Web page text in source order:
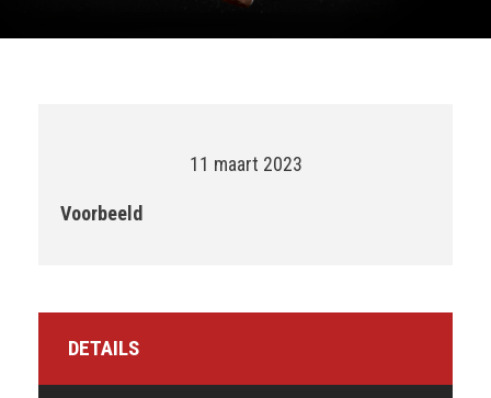
11 maart 2023
Voorbeeld
DETAILS